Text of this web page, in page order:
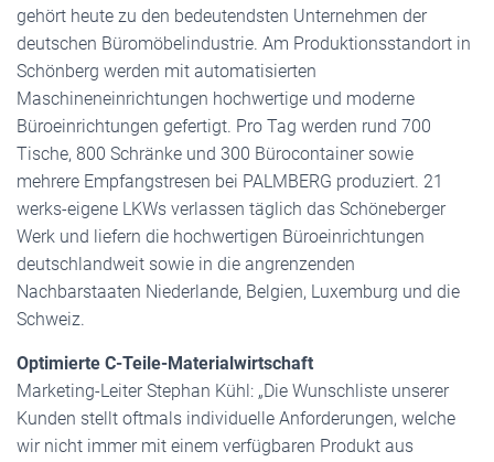
gehört heute zu den bedeutendsten Unternehmen der
deutschen Büromöbelindustrie. Am Produktionsstandort in
Schönberg werden mit automatisierten
Maschineneinrichtungen hochwertige und moderne
Büroeinrichtungen gefertigt. Pro Tag werden rund 700
Tische, 800 Schränke und 300 Bürocontainer sowie
mehrere Empfangstresen bei PALMBERG produziert. 21
werks-eigene LKWs verlassen täglich das Schöneberger
Werk und liefern die hochwertigen Büroeinrichtungen
deutschlandweit sowie in die angrenzenden
Nachbarstaaten Niederlande, Belgien, Luxemburg und die
Schweiz.
Optimierte C-Teile-Materialwirtschaft
Marketing-Leiter Stephan Kühl: „Die Wunschliste unserer
Kunden stellt oftmals individuelle Anforderungen, welche
wir nicht immer mit einem verfügbaren Produkt aus